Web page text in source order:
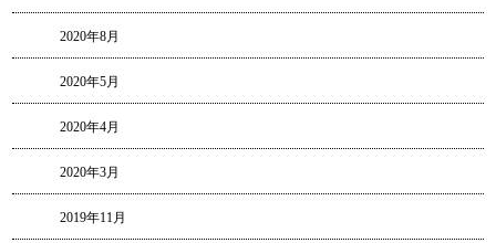
2020年8月
2020年5月
2020年4月
2020年3月
2019年11月